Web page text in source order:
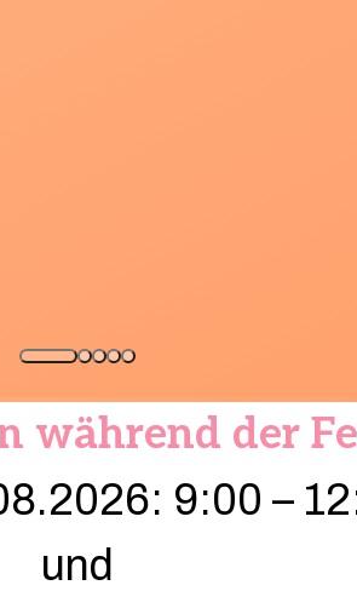
während der
9:00 –
und